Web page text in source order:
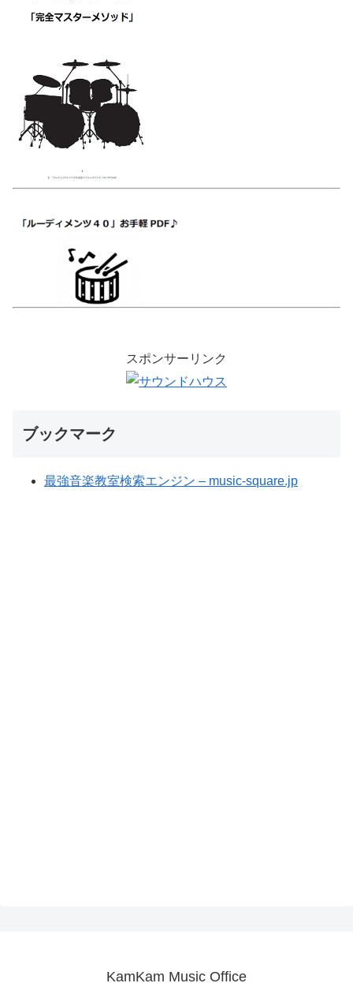
スポンサーリンク
ブックマーク
最強音楽教室検索エンジン – music-square.jp
KamKam Music Office